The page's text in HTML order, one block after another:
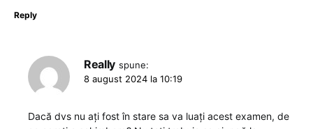
Reply
Really spune:
8 august 2024 la 10:19
Dacă dvs nu ați fost în stare sa va luați acest examen, de